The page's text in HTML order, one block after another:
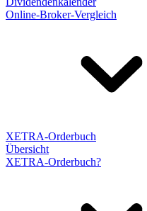
Online-Broker-Vergleich
XETRA-Orderbuch
Übersicht
XETRA-Orderbuch?